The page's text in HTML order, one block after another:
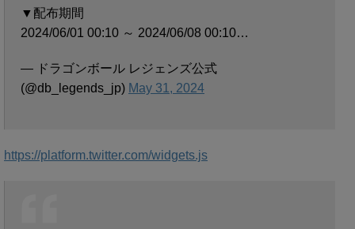
▼配布期間
2024/06/01 00:10 ～ 2024/06/08 00:10…
— ドラゴンボール レジェンズ公式
(@db_legends_jp) May 31, 2024
https://platform.twitter.com/widgets.js